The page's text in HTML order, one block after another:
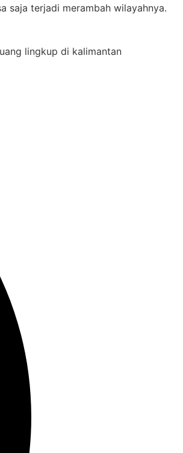
saja terjadi merambah wilayahnya.
lingkup di kalimantan